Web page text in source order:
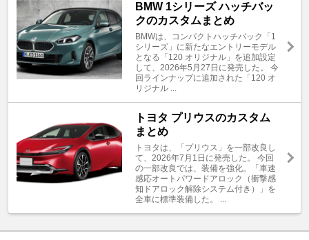
BMW 1シリーズ ハッチバッ
クのカスタムまとめ
BMWは、コンパクトハッチバック「1
シリーズ」に新たなエントリーモデル
となる「120 オリジナル」を追加設定
して、2026年5月27日に発売した。 今
回ラインナップに追加された「120 オ
リジナル ...
トヨタ プリウスのカスタム
まとめ
トヨタは、「プリウス」を一部改良し
て、2026年7月1日に発売した。 今回
の一部改良では、装備を強化。「車速
感応オートパワードアロック（衝撃感
知ドアロック解除システム付き）」を
全車に標準装備した。 ...